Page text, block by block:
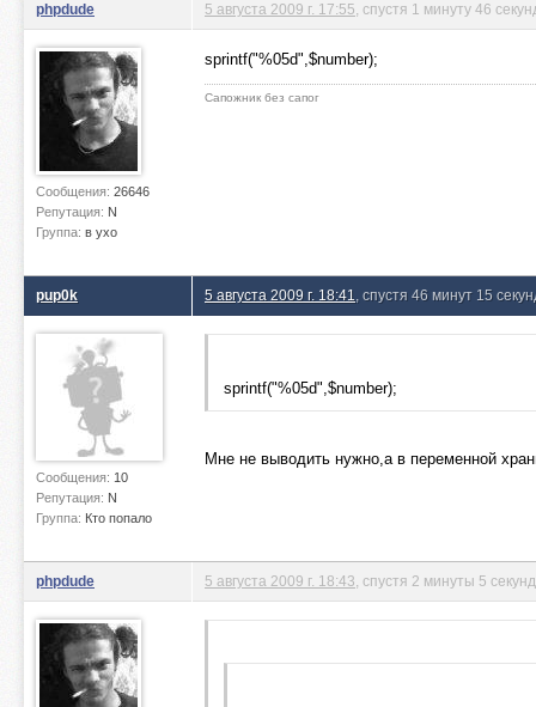
phpdude
Сообщения: 26646
Репутация: N
Группа: в ухо
5 августа 2009 г. 17:55 , спустя 1 минуту 46
sprintf("%05d",$number);
Сапожник без сапог
pup0k
Сообщения: 10
Репутация: N
Группа: Кто попало
5 августа 2009 г. 18:41 , спустя 46 минут 15
sprintf("%05d",$number);
Мне не выводить нужно,а в переменной
phpdude 5 августа 2009 г. 18:43 , спустя 2 минуты 5 секунд